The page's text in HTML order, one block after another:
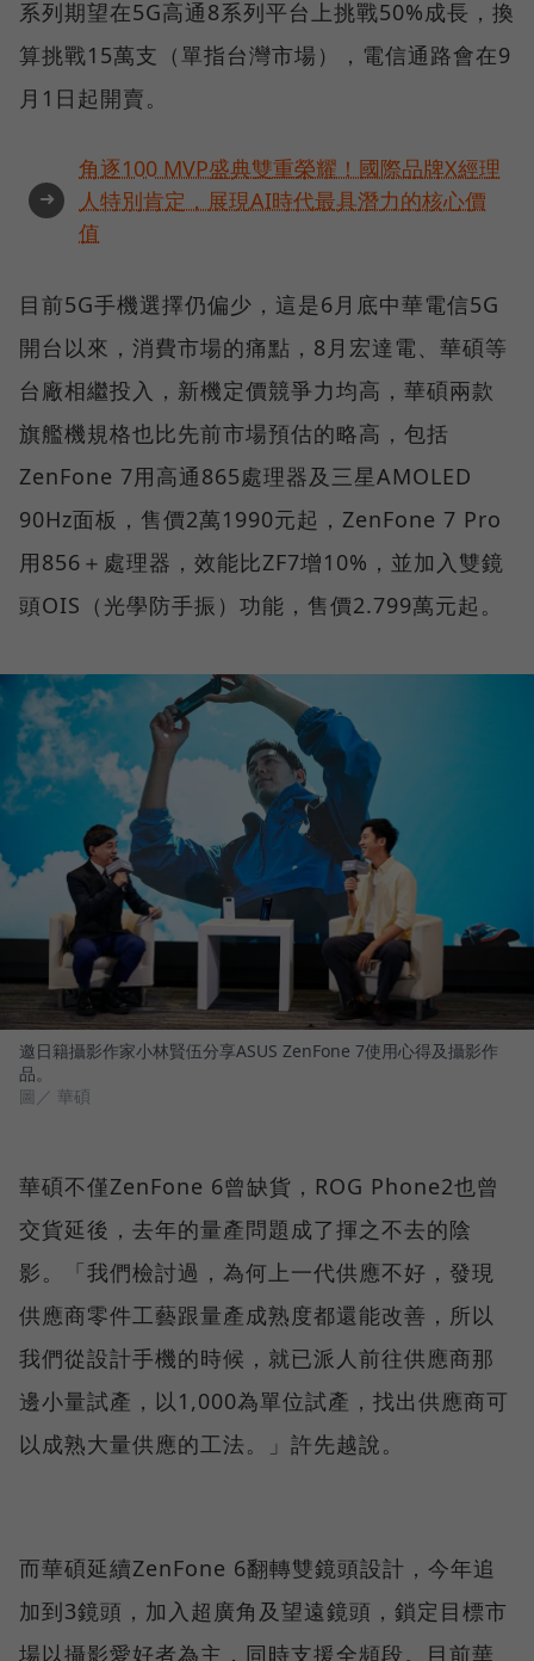
系列期望在5G高通8系列平台上挑戰50%成長，換
算挑戰15萬支（單指台灣市場），電信通路會在9
月1日起開賣。
➜
角逐100 MVP盛典雙重榮耀！國際品牌X經理
人特別肯定，展現AI時代最具潛力的核心價
值
目前5G手機選擇仍偏少，這是6月底中華電信5G
開台以來，消費市場的痛點，8月宏達電、華碩等
台廠相繼投入，新機定價競爭力均高，華碩兩款
旗艦機規格也比先前市場預估的略高，包括
ZenFone 7用高通865處理器及三星AMOLED
90Hz面板，售價2萬1990元起，ZenFone 7 Pro
用856＋處理器，效能比ZF7增10%，並加入雙鏡
頭OIS（光學防手振）功能，售價2.799萬元起。
邀日籍攝影作家小林賢伍分享ASUS ZenFone 7使用心得及攝影作
品。
圖／ 華碩
華碩不僅ZenFone 6曾缺貨，ROG Phone2也曾
交貨延後，去年的量產問題成了揮之不去的陰
影。「我們檢討過，為何上一代供應不好，發現
供應商零件工藝跟量產成熟度都還能改善，所以
我們從設計手機的時候，就已派人前往供應商那
邊小量試產，以1,000為單位試產，找出供應商可
以成熟大量供應的工法。」許先越說。
而華碩延續ZenFone 6翻轉雙鏡頭設計，今年追
加到3鏡頭，加入超廣角及望遠鏡頭，鎖定目標市
場以攝影愛好者為主，同時支援全頻段。目前華